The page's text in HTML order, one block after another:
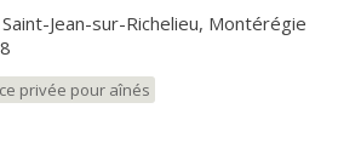
Saint-Jean-sur-Richelieu, Montérégie
privée pour aînés